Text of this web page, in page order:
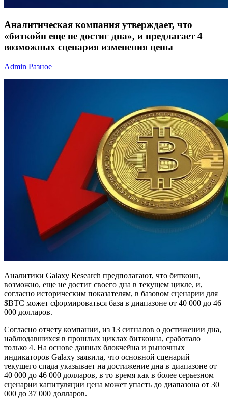
Аналитическая компания утверждает, что
«биткойн еще не достиг дна», и предлагает 4
возможных сценария изменения цены
Admin Разное
Аналитики Galaxy Research предполагают, что биткоин,
возможно, еще не достиг своего дна в текущем цикле, и,
согласно историческим показателям, в базовом сценарии для
$BTC может сформироваться база в диапазоне от 40 000 до 46
000 долларов.
Согласно отчету компании, из 13 сигналов о достижении дна,
наблюдавшихся в прошлых циклах биткоина, сработало
только 4. На основе данных блокчейна и рыночных
индикаторов Galaxy заявила, что основной сценарий
текущего спада указывает на достижение дна в диапазоне от
40 000 до 46 000 долларов, в то время как в более серьезном
сценарии капитуляции цена может упасть до диапазона от 30
000 до 37 000 долларов.